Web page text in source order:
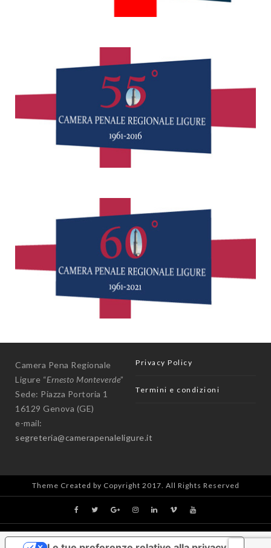
Camera Pena Regionale
Ligure “Ernesto Monteverde”
Sede: Piazza Portoria 1
16129 Genova (GE)
e-mail:
segreteria@camerapenaleligure.it
Privacy Policy
Termini e condizioni
Theme Created by Copyright 2017. All Rights Reserved